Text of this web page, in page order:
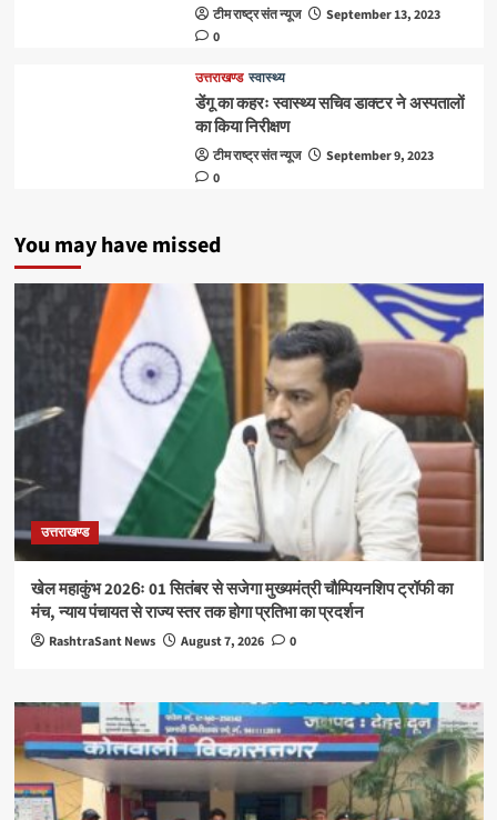
टीम राष्ट्र संत न्यूज
September 13, 2023
0
उत्तराखण्ड स्वास्थ्य
डेंगू का कहरः स्वास्थ्य सचिव डाक्टर ने अस्पतालों
का किया निरीक्षण
टीम राष्ट्र संत न्यूज
September 9, 2023
0
You may have missed
उत्तराखण्ड
खेल महाकुंभ 2026ः 01 सितंबर से सजेगा मुख्यमंत्री चौम्पियनशिप ट्रॉफी का
मंच, न्याय पंचायत से राज्य स्तर तक होगा प्रतिभा का प्रदर्शन
RashtraSant News August 7, 2026 0